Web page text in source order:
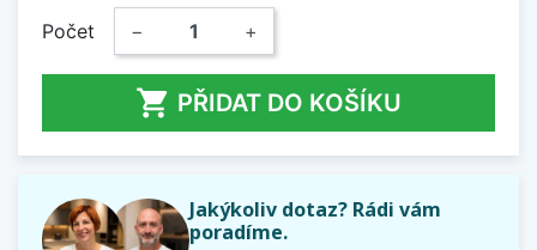
Počet − +
 PŘIDAT DO KOŠÍKU
Jakýkoliv dotaz? Rádi vám
poradíme.